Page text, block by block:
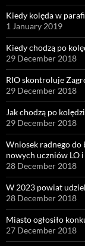
Kiedy kolęda w
1 January 2019
Kiedy chodzą po
29 December 2018
RIO skontroluje
29 December 2018
Jak chodzą po
29 December 2018
Wniosek radnego do
nowych uczniów LO
28 December 2018
W 2023 powiat
28 December 2018
Miasto ogłosiło
27 December 2018